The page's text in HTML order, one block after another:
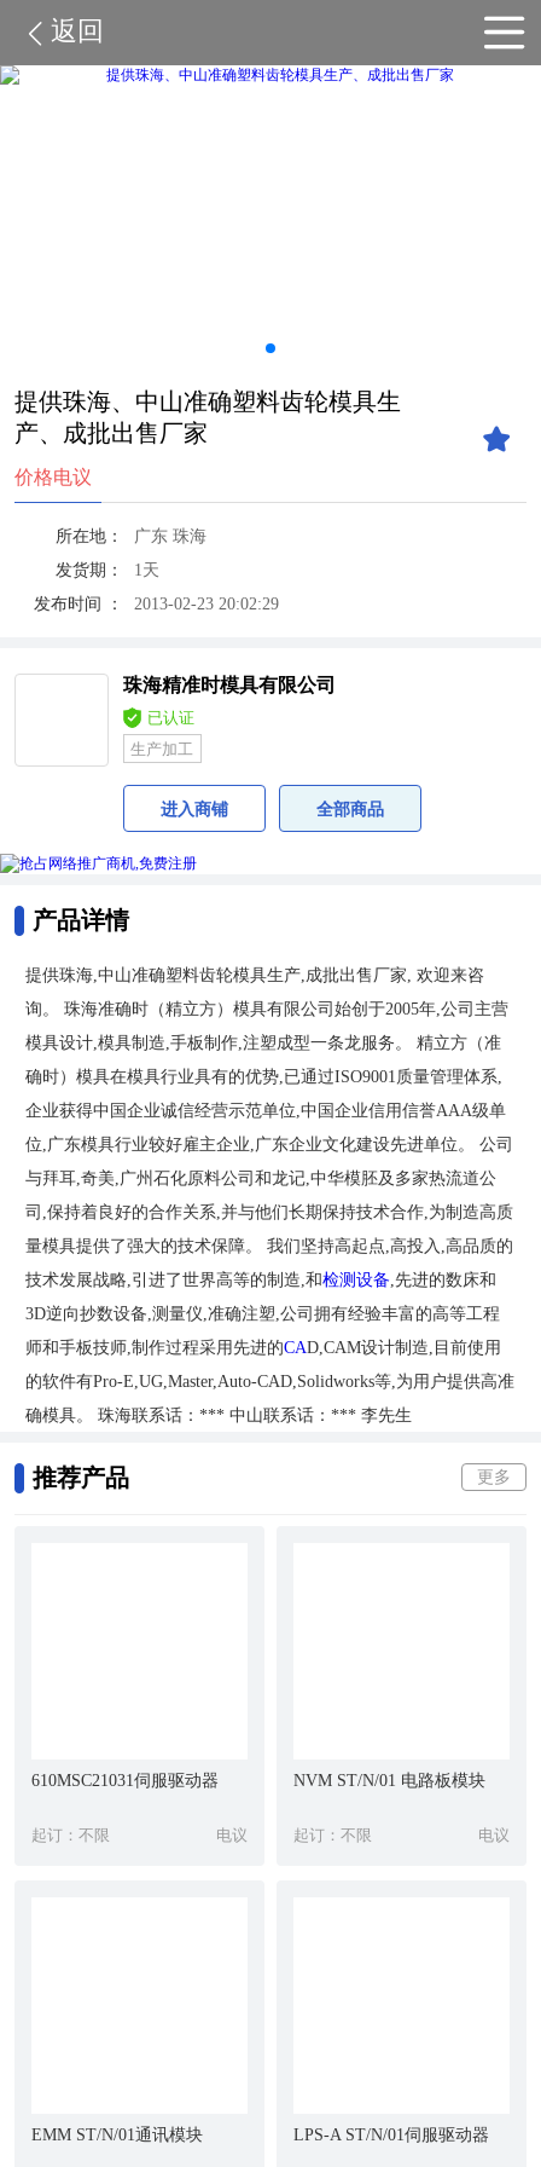
返回
提供珠海、中山准确塑料齿轮模具生
产、成批出售厂家
价格电议
所在地：
广东 珠海
发货期：
1天
发布时间 ：
2013-02-23 20:02:29
珠海精准时模具有限公司
已认证
生产加工
进入商铺 全部商品
产品详情
提供珠海,中山准确塑料齿轮模具生产,成批出售厂家, 欢迎来咨
询。 珠海准确时（精立方）模具有限公司始创于2005年,公司主营
模具设计,模具制造,手板制作,注塑成型一条龙服务。 精立方（准
确时）模具在模具行业具有的优势,已通过ISO9001质量管理体系,
企业获得中国企业诚信经营示范单位,中国企业信用信誉AAA级单
位,广东模具行业较好雇主企业,广东企业文化建设先进单位。 公司
与拜耳,奇美,广州石化原料公司和龙记,中华模胚及多家热流道公
司,保持着良好的合作关系,并与他们长期保持技术合作,为制造高质
量模具提供了强大的技术保障。 我们坚持高起点,高投入,高品质的
技术发展战略,引进了世界高等的制造,和检测设备 ,先进的数床和
3D逆向抄数设备,测量仪,准确注塑,公司拥有经验丰富的高等工程
师和手板技师,制作过程采用先进的CAD,CAM设计制造,目前使用
的软件有Pro-E,UG,Master,Auto-CAD,Solidworks等,为用户提供高准
确模具。 珠海联系话：*** 中山联系话：*** 李先生
推荐产品 更多
610MSC21031伺服驱动器
起订：不限 电议
NVM ST/N/01 电路板模块
起订：不限 电议
EMM ST/N/01通讯模块 LPS-A ST/N/01伺服驱动器